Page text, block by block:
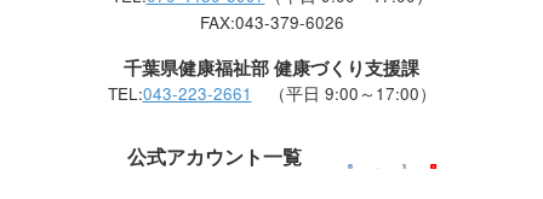
FAX:043-379-6026
千葉県健康福祉部 健康づくり支援課
TEL:043-223-2661 （平日 9:00～17:00）
公式アカウント一覧